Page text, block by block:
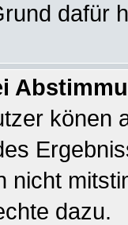
dafür
könen
nicht
dazu.